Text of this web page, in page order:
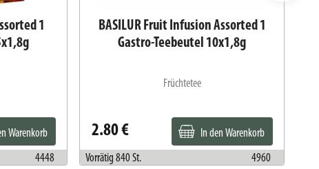
1
Warenkorb
4448
BASILUR Fruit Infusion Assorted 1
Gastro-Teebeutel 10x1,8g
Früchtetee
2.80 € In den Warenkorb
Vorrätig 840 St. 4960